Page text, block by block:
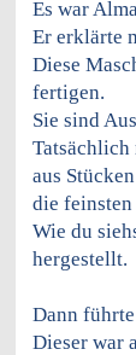
Es war
Er erklärte
Diese
fertigen.
Sie sind
Tatsächlich
aus
die
Wie du
hergestellt.
Dann
Dieser war